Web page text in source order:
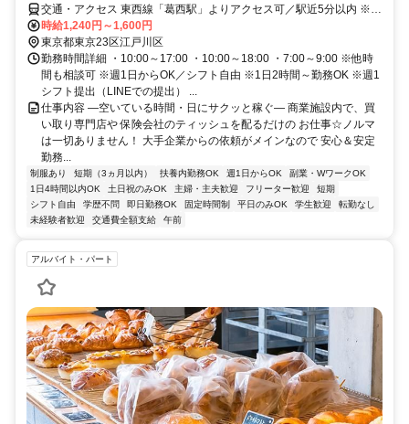
交通・アクセス 東西線「葛西駅」よりアクセス可／駅近5分以内 ※直
行直帰OK
時給1,240円～1,600円
東京都東京23区江戸川区
勤務時間詳細 ・10:00～17:00 ・10:00～18:00 ・7:00～9:00 ※他時
間も相談可 ※週1日からOK／シフト自由 ※1日2時間～勤務OK ※週1
シフト提出（LINEでの提出） ...
仕事内容 ―空いている時間・日にサクッと稼ぐ― 商業施設内で、買
い取り専門店や 保険会社のティッシュを配るだけの お仕事☆ノルマ
は一切ありません！ 大手企業からの依頼がメインなので 安心＆安定
勤務...
制服あり 短期（3ヵ月以内） 扶養内勤務OK 週1日からOK
副業・WワークOK
1日4時間以内OK
土日祝のみOK 主婦・主夫歓迎 フリーター歓迎
短期
シフト自由
学歴不問 即日勤務OK 固定時間制 平日のみOK 学生歓迎
転勤なし
未経験者歓迎
交通費全額支給 午前
アルバイト・パート